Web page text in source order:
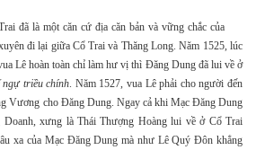
đã là một căn cứ địa căn bản và vững chắc của
đi lại giữa Cổ Trai và Thăng Long. Năm 1525, lúc
Lê hoàn toàn chỉ làm hư vị thì Đăng Dung đã lui về ở
ngự triều chính. Năm 1527, vua Lê phải cho người đến
Vương cho Đăng Dung. Ngay cả khi Mạc Đăng Dung
xưng là Thái Thượng Hoàng lui về ở Cổ Trai
xa của Mạc Đăng Dung mà như Lê Quý Đôn khẳng